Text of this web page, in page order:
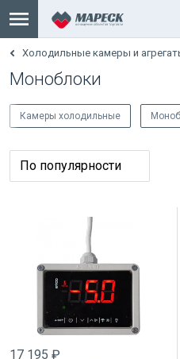
Холодильные камеры и
Моноблоки
Камеры холодильные
17 195 ₽